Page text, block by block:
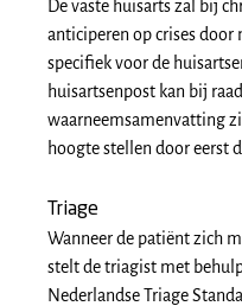
De vaste huisarts zal bij
anticiperen op crises door
specifiek voor de
huisartsenpost kan bij
waarneemsamenvatting
hoogte stellen door eerst
Triage
Wanneer de patiënt zich
stelt de triagist met
Nederlandse Triage